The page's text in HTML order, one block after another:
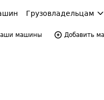
Грузовладельцам
машины Добавить